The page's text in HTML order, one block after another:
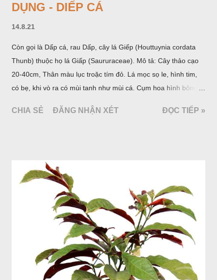
DỤNG - DIẾP CÁ
14.8.21
Còn gọi là Dấp cá, rau Dấp, cây lá Giếp (Houttuynia cordata
Thunb) thuộc họ lá Giấp (Saururaceae). Mô tả: Cây thảo cạo
20-40cm, Thân màu lục troặc tím đỏ. Lá mọc sọ le, hình tim,
có bẹ, khi vò ra có mùi tanh như mùi cá. Cụm hoa hình bông
nhạt. Hạt hình trái xoan nhẵn. Mùa hoa quả: tháng 5 – 7.
CHIA SẺ ĐĂNG NHẬN XÉT ĐỌC TIẾP »